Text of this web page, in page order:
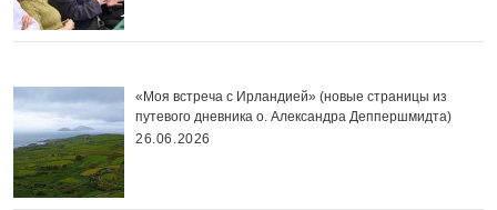
«Моя встреча с Ирландией» (новые страницы из
путевого дневника о. Александра Деппершмидта)
26.06.2026